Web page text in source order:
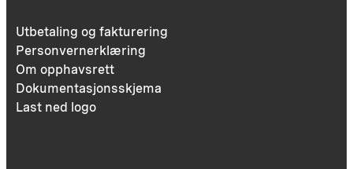
Utbetaling og fakturering
Personvernerklæring
Om opphavsrett
Dokumentasjonsskjema
Last ned logo